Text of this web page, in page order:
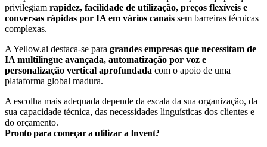
privilegiam rapidez, facilidade de utilização, preços flexíveis e
conversas rápidas por IA em vários canais sem barreiras técnicas
complexas.
A Yellow.ai destaca-se para grandes empresas que necessitam de
IA multilingue avançada, automatização por voz e
personalização vertical aprofundada com o apoio de uma
plataforma global madura.
A escolha mais adequada depende da escala da sua organização, da
sua capacidade técnica, das necessidades linguísticas dos clientes e
do orçamento.
Pronto para começar a utilizar a Invent?